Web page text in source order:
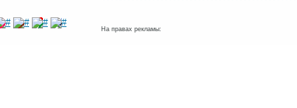
На правах рекламы: